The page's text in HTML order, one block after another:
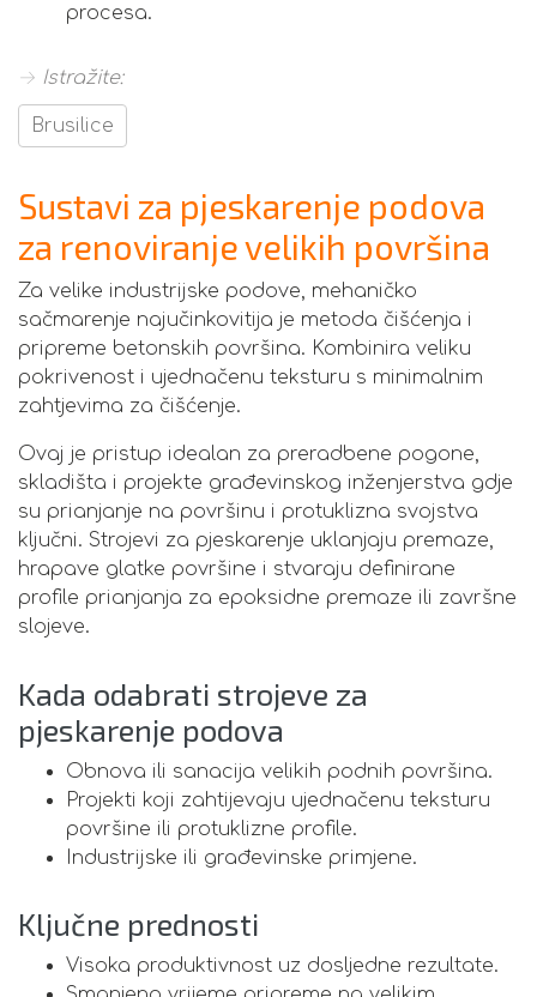
procesa.
→ Istražite:
Brusilice
Sustavi za pjeskarenje podova
za renoviranje velikih površina
Za velike industrijske podove, mehaničko
sačmarenje najučinkovitija je metoda čišćenja i
pripreme betonskih površina. Kombinira veliku
pokrivenost i ujednačenu teksturu s minimalnim
zahtjevima za čišćenje.
Ovaj je pristup idealan za preradbene pogone,
skladišta i projekte građevinskog inženjerstva gdje
su prianjanje na površinu i protuklizna svojstva
ključni. Strojevi za pjeskarenje uklanjaju premaze,
hrapave glatke površine i stvaraju definirane
profile prianjanja za epoksidne premaze ili završne
slojeve.
Kada odabrati strojeve za
pjeskarenje podova
Obnova ili sanacija velikih podnih površina.
Projekti koji zahtijevaju ujednačenu teksturu
površine ili protuklizne profile.
Industrijske ili građevinske primjene.
Ključne prednosti
Visoka produktivnost uz dosljedne rezultate.